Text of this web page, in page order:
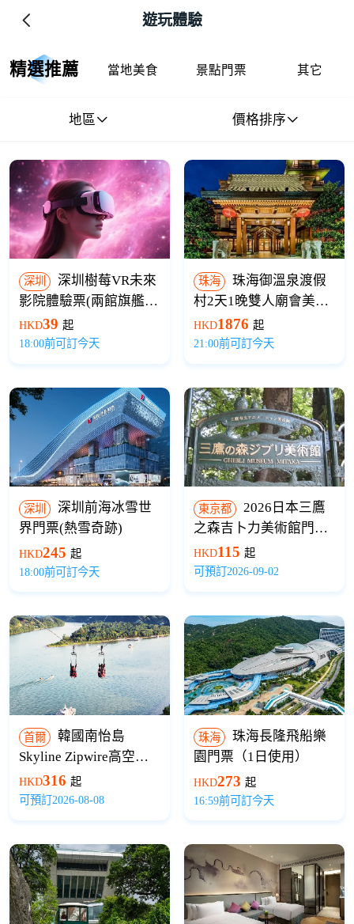
遊玩體驗
精選推薦 當地美食 景點門票 其它
地區 價格排序
深圳
深圳樹莓VR未來
影院體驗票(兩館旗艦
店)
HKD39 起
18:00前可訂今天
珠海
珠海御溫泉渡假
村2天1晚雙人廟會美食
套票（住宿+早餐+溫泉
+廟會晚餐+單車煙花遊
HKD1876 起
21:00前可訂今天
深圳
深圳前海冰雪世
界門票(熱雪奇跡)
HKD245 起
18:00前可訂今天
東京都
2026日本三鷹
之森吉卜力美術館門票
（LAWSON取票/電子憑
證）
HKD115 起
可預訂2026-09-02
首爾
韓國南怡島
Skyline Zipwire高空滑
索套票【提前預定】
HKD316 起
可預訂2026-08-08
珠海
珠海長隆飛船樂
園門票（1日使用）
HKD273 起
16:59前可訂今天